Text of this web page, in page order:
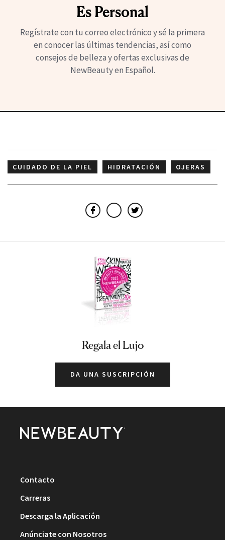
Es Personal
Regístrate con tu correo electrónico y sé la primera
en conocer las últimas tendencias, así como
consejos de belleza y ofertas exclusivas de
NewBeauty en Español.
CUIDADO DE LA PIEL HIDRATACIÓN
OJERAS
VITAMINA C
Facebook
EmailTwitter
Regala el Lujo
DA UNA SUSCRIPCIÓN
Contacto
Carreras
Descarga la Aplicación
Anúnciate con Nosotros